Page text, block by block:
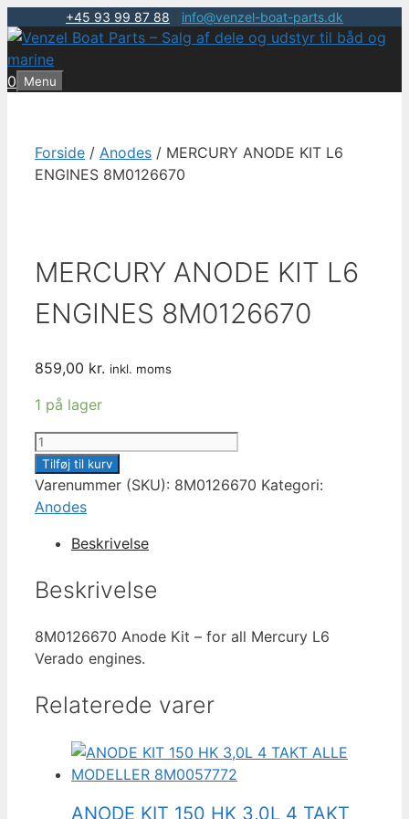
+45 93 99 87 88 info@venzel-boat-parts.dk
Hop
til
indhold
0 Menu
Forside / Anodes / MERCURY ANODE KIT L6
ENGINES 8M0126670
MERCURY ANODE KIT L6
ENGINES 8M0126670
859,00 kr. inkl. moms
1 på lager
MERCURY
ANODE
KIT
L6
8M0126670
Tilføj til kurv
Varenummer (SKU): 8M0126670 Kategori:
Anodes
Beskrivelse
Beskrivelse
8M0126670 Anode Kit – for all Mercury L6
Verado engines.
Relaterede varer
ANODE KIT 150 HK 3,0L 4 TAKT